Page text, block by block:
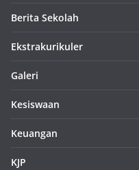
Berita Sekolah
Ekstrakurikuler
Galeri
Kesiswaan
Keuangan
KJP